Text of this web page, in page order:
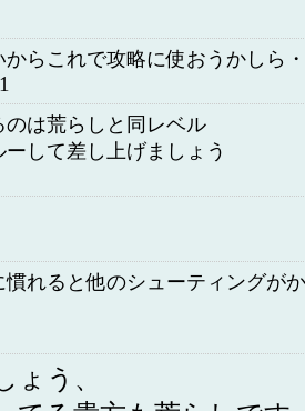
らこれで攻略に使おうかしら
は荒らしと同レベル
して差し上げましょう
慣れると他のシューティングが
ょう、